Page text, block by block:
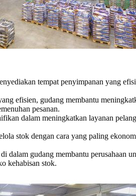
tempat penyimpanan yang
efisien, gudang membantu
pesanan.
dalam meningkatkan layanan
stok dengan cara yang paling
dalam gudang membantu
kehabisan stok.